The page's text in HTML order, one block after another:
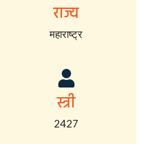
राज्य
महाराष्ट्र
स्त्री
2427